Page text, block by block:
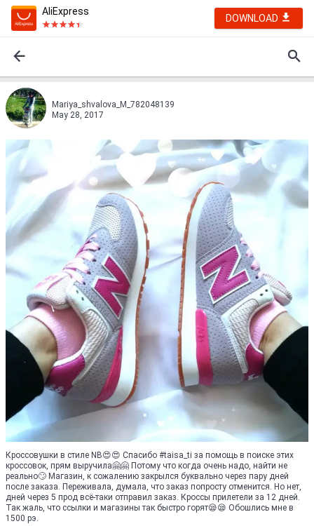
AliExpress
DOWNLOAD
Mariya_shvalova_M_782048139
May 28, 2017
Кроссовушки в стиле NB😍😍 Спасибо #taisa_ti за помощь в поиске этих
кроссовок, прям выручила🤗🤗 Потому что когда очень надо, найти не
реально🙄 Магазин, к сожалению закрылся буквально через пару дней
после заказа. Переживала, думала, что заказ попросту отменится. Но нет,
дней через 5 прод всё-таки отправил заказ. Кроссы прилетели за 12 дней.
Так жаль, что ссылки и магазины так быстро горят😪😪 Обошлись мне в
1500 рэ.